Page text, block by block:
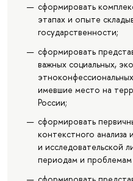
сформировать
этапах и опыте
государственности;
сформировать
важных социальных,
имевшие место на
России;
сформировать
контекстного анализа
и исследовательской
периодам и проблемам
сформировать